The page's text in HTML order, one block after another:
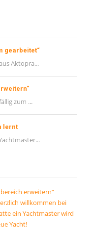
gearbeitet“
Aktopra...
zum ...
lernt
erweitern“
willkommen bei
ein Yachtmaster wird
Yacht!